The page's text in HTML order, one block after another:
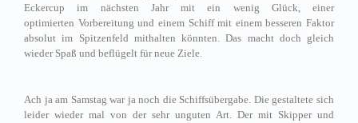
Eckercup im nächsten Jahr mit ein wenig Glück, einer
optimierten Vorbereitung und einem Schiff mit einem besseren Faktor
absolut im Spitzenfeld mithalten könnten. Das macht doch gleich
wieder Spaß und beflügelt für neue Ziele.
Ach ja am Samstag war ja noch die Schiffsübergabe. Die gestaltete sich
leider wieder mal von der sehr unguten Art. Der mit Skipper und